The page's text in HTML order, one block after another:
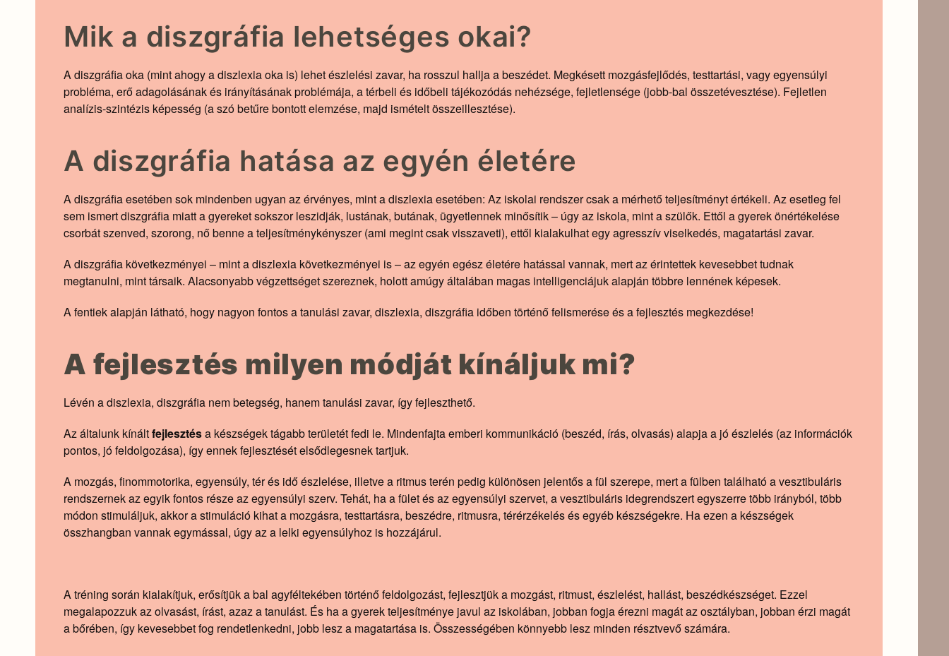
Mik a diszgráfia lehetséges okai?
A diszgráfia oka (mint ahogy a diszlexia oka is) lehet észlelési zavar, ha rosszul hallja a beszédet. Megkésett mozgásfejlődés, testtartási, vagy egyensúlyi
probléma, erő adagolásának és irányításának problémája, a térbeli és időbeli tájékozódás nehézsége, fejletlensége (jobb-bal összetévesztése). Fejletlen
analízis-szintézis képesség (a szó betűre bontott elemzése, majd ismételt összeillesztése).
A diszgráfia hatása az egyén életére
A diszgráfia esetében sok mindenben ugyan az érvényes, mint a diszlexia esetében: Az iskolai rendszer csak a mérhető teljesítményt értékeli. Az esetleg fel
sem ismert diszgráfia miatt a gyereket sokszor leszidják, lustának, butának, ügyetlennek minősítik – úgy az iskola, mint a szülők. Ettől a gyerek önértékelése
csorbát szenved, szorong, nő benne a teljesítménykényszer (ami megint csak visszaveti), ettől kialakulhat egy agresszív viselkedés, magatartási zavar.
A diszgráfia következményei – mint a diszlexia következményei is – az egyén egész életére hatással vannak, mert az érintettek kevesebbet tudnak
megtanulni, mint társaik. Alacsonyabb végzettséget szereznek, holott amúgy általában magas intelligenciájuk alapján többre lennének képesek.
A fentiek alapján látható, hogy nagyon fontos a tanulási zavar, diszlexia, diszgráfia időben történő felismerése és a fejlesztés megkezdése!
A fejlesztés milyen módját kínáljuk mi?
Lévén a diszlexia, diszgráfia nem betegség, hanem tanulási zavar, így fejleszthető.
Az általunk kínáltfejlesztésa készségek tágabb területét fedi le. Mindenfajta emberi kommunikáció (beszéd, írás, olvasás) alapja a jó észlelés (az információk
pontos, jó feldolgozása), így ennek fejlesztését elsődlegesnek tartjuk.
A mozgás, finommotorika, egyensúly, tér és idő észlelése, illetve a ritmus terén pedig különösen jelentős a fül szerepe, mert a fülben található a vesztibuláris
rendszernek az egyik fontos része az egyensúlyi szerv. Tehát, ha a fület és az egyensúlyi szervet, a vesztibuláris idegrendszert egyszerre több irányból, több
módon stimuláljuk, akkor a stimuláció kihat a mozgásra, testtartásra, beszédre, ritmusra, térérzékelés és egyéb készségekre. Ha ezen a készségek
összhangban vannak egymással, úgy az a lelki egyensúlyhoz is hozzájárul.
A tréning során kialakítjuk, erősítjük a bal agyféltekében történő feldolgozást, fejlesztjük a mozgást, ritmust, észlelést, hallást, beszédkészséget. Ezzel
megalapozzuk az olvasást, írást, azaz a tanulást. És ha a gyerek teljesítménye javul az iskolában, jobban fogja érezni magát az osztályban, jobban érzi magát
a bőrében, így kevesebbet fog rendetlenkedni, jobb lesz a magatartása is. Összességében könnyebb lesz minden résztvevő számára.